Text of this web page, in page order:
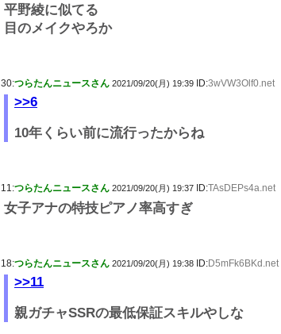
平野綾に似てる
目のメイクやろか
30:つらたんニュースさん 2021/09/20(月) 19:39 ID:3wVW3Olf0.net
>>6
10年くらい前に流行ったからね
11:つらたんニュースさん 2021/09/20(月) 19:37 ID:TAsDEPs4a.net
女子アナの特技ピアノ率高すぎ
18:つらたんニュースさん 2021/09/20(月) 19:38 ID:D5mFk6BKd.net
>>11
親ガチャSSRの最低保証スキルやしな